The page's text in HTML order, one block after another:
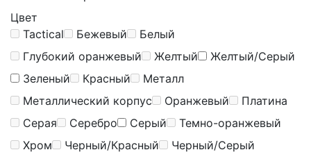
Цвет
Tactical
Бежевый
Белый
Глубокий оранжевый
Желтый
Желтый/Серый
Зеленый
Красный
Металл
Металлический корпус
Оранжевый
Платина
Серая
Серебро Серый
Темно-оранжевый
Хром
Черный/Красный
Черный/Серый